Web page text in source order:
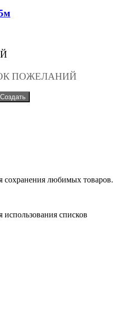
ПОЖЕЛАНИЙ
Создать
сохранения любимых товаров.
использования списков